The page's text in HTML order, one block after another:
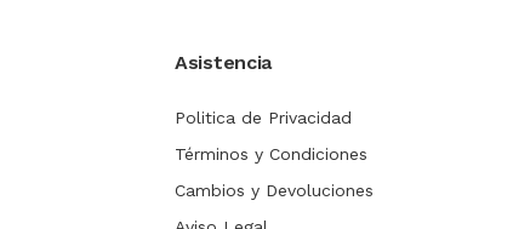
Asistencia
Politica de Privacidad
Términos y Condiciones
Cambios y Devoluciones